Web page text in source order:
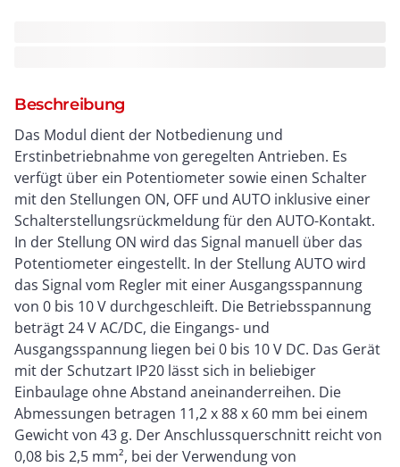
Beschreibung
Das Modul dient der Notbedienung und
Erstinbetriebnahme von geregelten Antrieben. Es
verfügt über ein Potentiometer sowie einen Schalter
mit den Stellungen ON, OFF und AUTO inklusive einer
Schalterstellungsrückmeldung für den AUTO-Kontakt.
In der Stellung ON wird das Signal manuell über das
Potentiometer eingestellt. In der Stellung AUTO wird
das Signal vom Regler mit einer Ausgangsspannung
von 0 bis 10 V durchgeschleift. Die Betriebsspannung
beträgt 24 V AC/DC, die Eingangs- und
Ausgangsspannung liegen bei 0 bis 10 V DC. Das Gerät
mit der Schutzart IP20 lässt sich in beliebiger
Einbaulage ohne Abstand aneinanderreihen. Die
Abmessungen betragen 11,2 x 88 x 60 mm bei einem
Gewicht von 43 g. Der Anschlussquerschnitt reicht von
0,08 bis 2,5 mm², bei der Verwendung von